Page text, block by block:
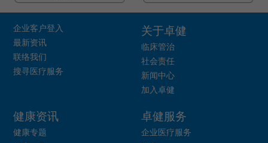
企业客户登入
最新资讯
联络我们
搜寻医疗服务
关于卓健
临床管治
社会责任
新闻中心
加入卓健
健康资讯
健康专题
卓健服务
企业医疗服务